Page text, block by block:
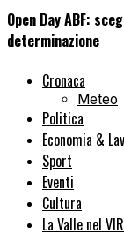
Open Day ABF:
determinazione
Cronaca
Meteo
Politica
Economia &
Sport
Eventi
Cultura
La Valle nel